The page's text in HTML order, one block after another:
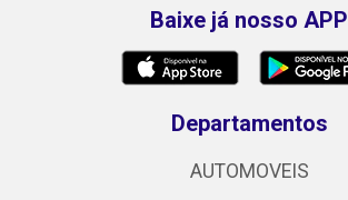
Baixe já nosso APP
Departamentos
AUTOMOVEIS